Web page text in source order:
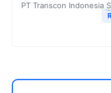
PT Transcon Indonesia